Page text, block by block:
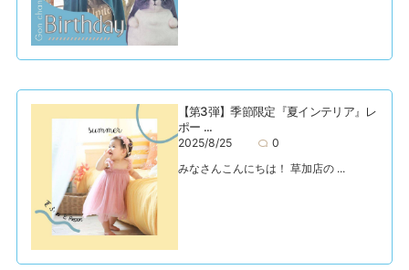
【第3弾】季節限定『夏インテリア』レ
ポー ...
2025/8/25
0
みなさんこんにちは！ 草加店の ...